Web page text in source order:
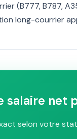
(B777, B787,
long-courrier
salaire net
selon votre